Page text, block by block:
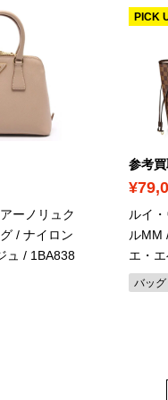
ーノリュク
/ ナイロン
ュ / 1BA838
参考
PICK
ルイ
ルMM
エ・エ
バッグ